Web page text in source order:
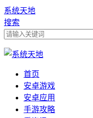
系统天地
搜索
首页
安卓游戏
安卓应用
手游攻略